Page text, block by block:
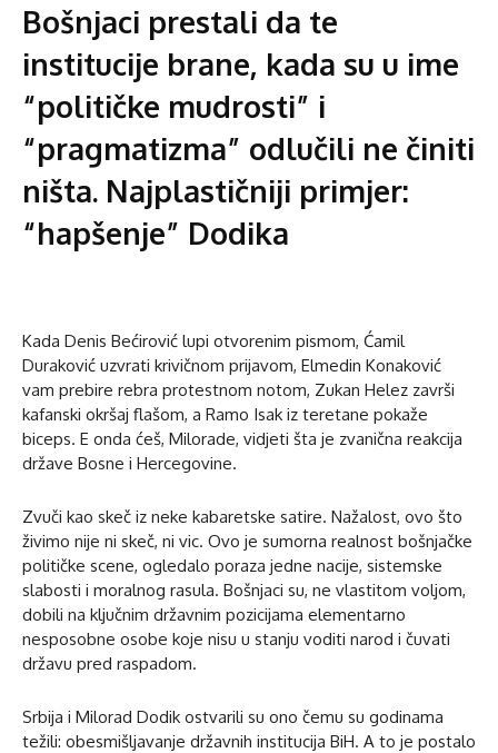
Bošnjaci prestali da te
institucije brane, kada su u ime
“političke mudrosti” i
“pragmatizma” odlučili ne činiti
ništa. Najplastičniji primjer:
“hapšenje” Dodika
Kada Denis Bećirović lupi otvorenim pismom, Ćamil
Duraković uzvrati krivičnom prijavom, Elmedin Konaković
vam prebire rebra protestnom notom, Zukan Helez završi
kafanski okršaj flašom, a Ramo Isak iz teretane pokaže
biceps. E onda ćeš, Milorade, vidjeti šta je zvanična reakcija
države Bosne i Hercegovine.
Zvuči kao skeč iz neke kabaretske satire. Nažalost, ovo što
živimo nije ni skeč, ni vic. Ovo je sumorna realnost bošnjačke
političke scene, ogledalo poraza jedne nacije, sistemske
slabosti i moralnog rasula. Bošnjaci su, ne vlastitom voljom,
dobili na ključnim državnim pozicijama elementarno
nesposobne osobe koje nisu u stanju voditi narod i čuvati
državu pred raspadom.
Srbija i Milorad Dodik ostvarili su ono čemu su godinama
težili: obesmišljavanje državnih institucija BiH. A to je postalo